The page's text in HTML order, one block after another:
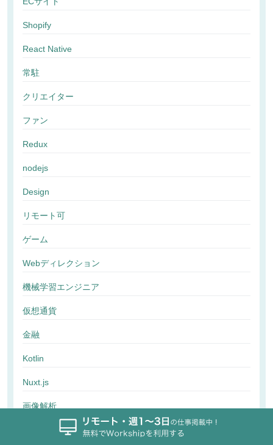
Shopify
React Native
常駐
クリエイター
ファン
Redux
nodejs
Design
リモート可
ゲーム
Webディレクション
機械学習エンジニア
仮想通貨
金融
Kotlin
Nuxt.js
画像解析